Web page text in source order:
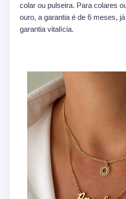
colar ou pulseira. Para colares
ouro, a garantia é de 6 meses,
garantia vitalícia.